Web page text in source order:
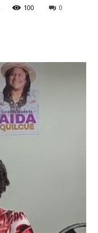
100 0